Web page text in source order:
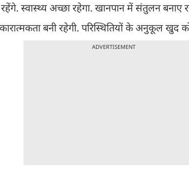
स्वास्थ्य अच्छा रहेगा. खानपान में संतुलन बनाए
बनी रहेगी. परिस्थितियों के अनुकूल खुद
ADVERTISEMENT